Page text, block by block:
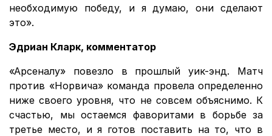
необходимую победу, и я думаю, они сделают
это».
Эдриан Кларк, комментатор
«Арсеналу» повезло в прошлый уик-энд. Матч
против «Норвича» команда провела определенно
ниже своего уровня, что не совсем объяснимо. К
счастью, мы остаемся фаворитами в борьбе за
третье место, и я готов поставить на то, что в